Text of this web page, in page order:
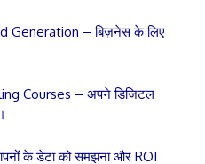
Generation – बिज़नेस के लिए
Courses – अपने डिजिटल
के डेटा को समझना और ROI